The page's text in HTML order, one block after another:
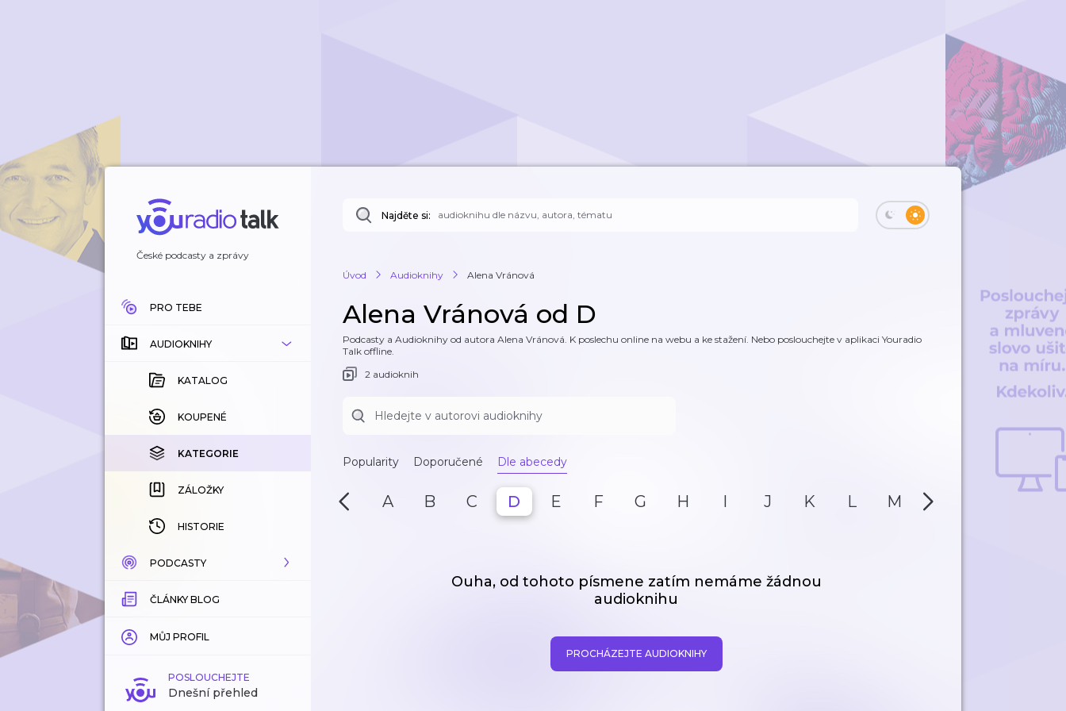
České podcasty a zprávy
PRO TEBE
AUDIOKNIHY
KATALOG
KOUPENÉ
KATEGORIE
ZÁLOŽKY
HISTORIE
PODCASTY
KATALOG
KATEGORIE
ZÁLOŽKY
ČLÁNKY BLOG
MŮJ PROFIL
POSLOUCHEJTE
Dnešní přehled
Najděte si:
Úvod Audioknihy Alena Vránová
Alena Vránová od D
Podcasty a Audioknihy od autora Alena Vránová. K poslechu online na webu a ke stažení. Nebo poslouchejte v aplikaci Youradio
Talk offline.
2 audioknih
Popularity Doporučené Dle abecedy
A B C D E F G H I J K L M N
Ouha, od tohoto písmene zatím nemáme žádnou
audioknihu
PROCHÁZEJTE AUDIOKNIHY